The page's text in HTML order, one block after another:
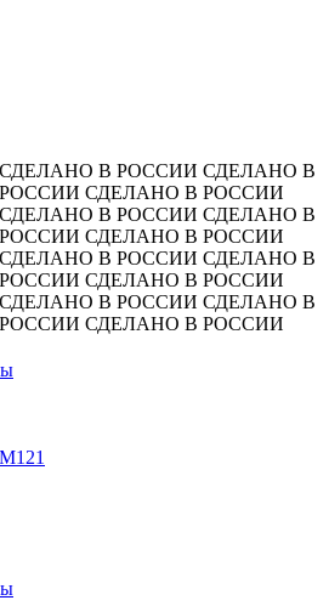
СДЕЛАНО В РОССИИ СДЕЛАНО В
СДЕЛАНО В РОССИИ
СДЕЛАНО В РОССИИ СДЕЛАНО В
СДЕЛАНО В РОССИИ
СДЕЛАНО В РОССИИ СДЕЛАНО В
СДЕЛАНО В РОССИИ
СДЕЛАНО В РОССИИ СДЕЛАНО В
СДЕЛАНО В РОССИИ